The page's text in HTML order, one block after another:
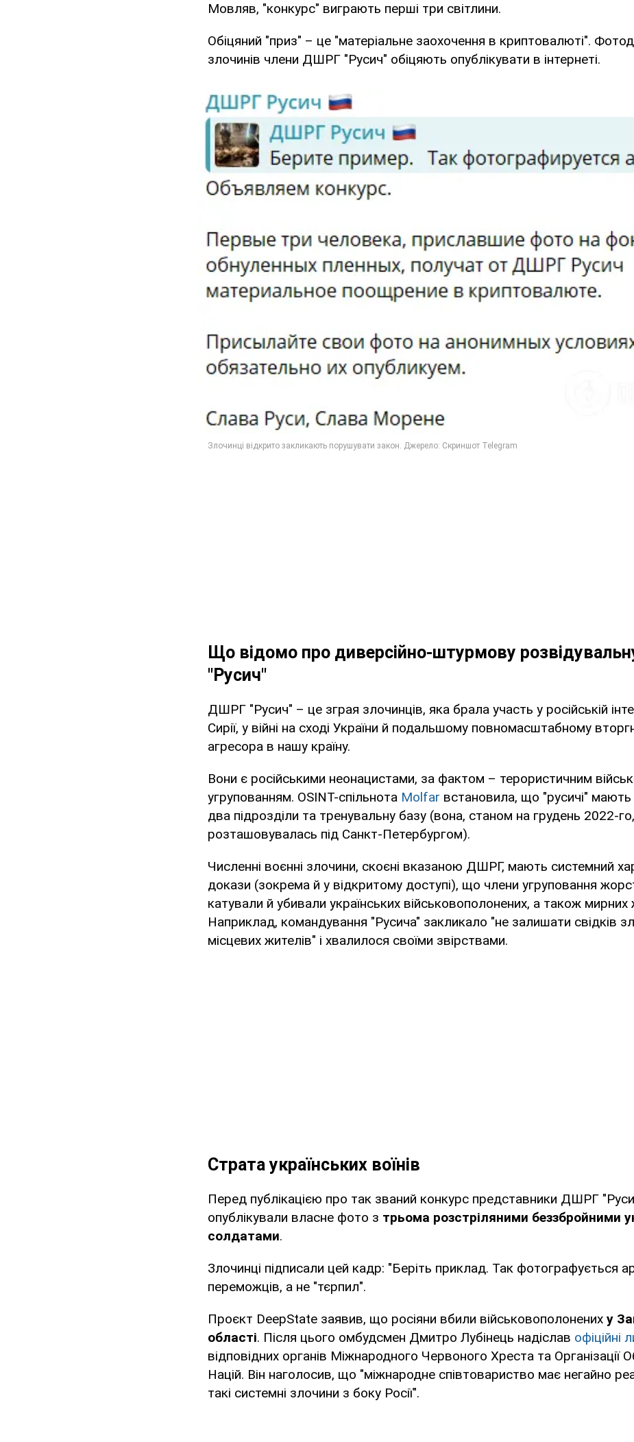
Мовляв, "конкурс" виграють перші три світлини.
Обіцяний "приз" – це "матеріальне заохочення в криптовалюті".
злочинів члени ДШРГ "Русич" обіцяють опублікувати в інтернеті.
Що відомо про диверсійно-штурмову
"Русич"
ДШРГ "Русич" – це зграя злочинців, яка брала участь у російській
Сирії, у війні на сході України й подальшому повномасштабному
агресора в нашу країну.
Вони є російськими неонацистами, за фактом – терористичним
угрупованням. OSINT-спільнота Molfar встановила, що "русичі"
два підрозділи та тренувальну базу (вона, станом на грудень 2022-го,
розташовувалась під Санкт-Петербургом).
Численні воєнні злочини, скоєні вказаною ДШРГ, мають системний
докази (зокрема й у відкритому доступі), що члени угруповання
катували й убивали українських військовополонених, а також мирних
Наприклад, командування "Русича" закликало "не залишати свідків
місцевих жителів" і хвалилося своїми звірствами.
Страта українських воїнів
Перед публікацією про так званий конкурс представники ДШРГ
опублікували власне фото з трьома розстріляними беззбройними
солдатами.
Злочинці підписали цей кадр: "Беріть приклад. Так фотографується
переможців, а не "тєрпил".
Проєкт DeepState заявив, що росіяни вбили військовополонених у
області. Після цього омбудсмен Дмитро Лубінець надіслав офіційні
відповідних органів Міжнародного Червоного Хреста та Організації
Націй. Він наголосив, що "міжнародне співтовариство має негайно
такі системні злочини з боку Росії".